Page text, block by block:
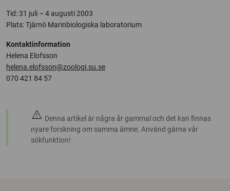
Tid: 31 juli – 4 augusti 2003
Plats: Tjärnö Marinbiologiska laboratorium
Kontaktinformation
Helena Elofsson
helena.elofsson@zoologi.su.se
070 421 84 57
warning Denna artikel är några år gammal och det kan finnas
nyare forskning om samma ämne. Använd gärna vår
sökfunktion!